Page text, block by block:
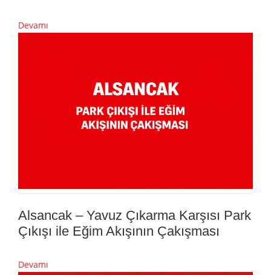
Devamı
Alsancak – Yavuz Çıkarma Karşısı Park
Çıkışı ile Eğim Akışının Çakışması
Devamı